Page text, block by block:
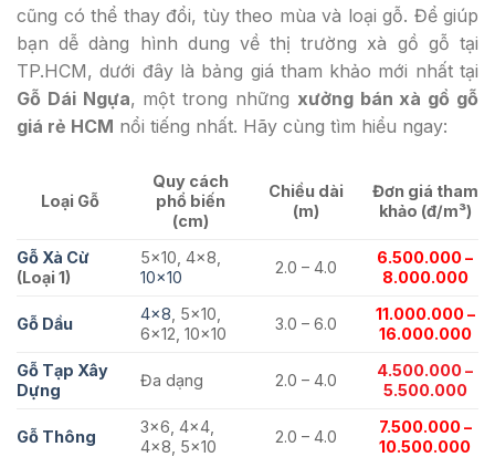
cũng có thể thay đổi, tùy theo mùa và loại gỗ. Để giúp
bạn dễ dàng hình dung về thị trường xà gồ gỗ tại
TP.HCM, dưới đây là bảng giá tham khảo mới nhất tại
Gỗ Dái Ngựa, một trong những xưởng bán xà gồ gỗ
giá rẻ HCM nổi tiếng nhất. Hãy cùng tìm hiểu ngay:
Loại Gỗ
Quy cách
phổ biến
(cm)
Chiều dài
(m)
Đơn giá tham
khảo (đ/m³)
Gỗ Xà Cừ
(Loại 1)
5×10, 4×8,
10×10
2.0 – 4.0
6.500.000 –
8.000.000
Gỗ Dầu
4×8 , 5×10,
6×12, 10×10
3.0 – 6.0
11.000.000 –
16.000.000
Gỗ Tạp Xây
Dựng
Đa dạng 2.0 – 4.0
4.500.000 –
5.500.000
Gỗ Thông
3×6, 4×4,
4×8, 5×10
2.0 – 4.0
7.500.000 –
10.500.000